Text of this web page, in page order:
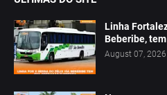
Linha
Beberibe,
August 07, 2026